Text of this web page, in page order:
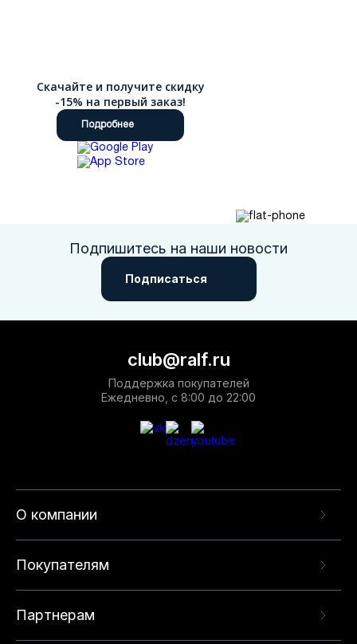
Скачайте и получите скидку
-15% на первый заказ!
Подробнее
Подпишитесь на наши новости
Подписаться
О компании
Покупателям
Партнерам
club@ralf.ru
Поддержка покупателей
Ежедневно, с 8:00 до 22:00